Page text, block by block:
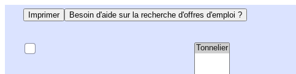
Imprimer Besoin d'aide sur la recherche d'offres d'emploi ?